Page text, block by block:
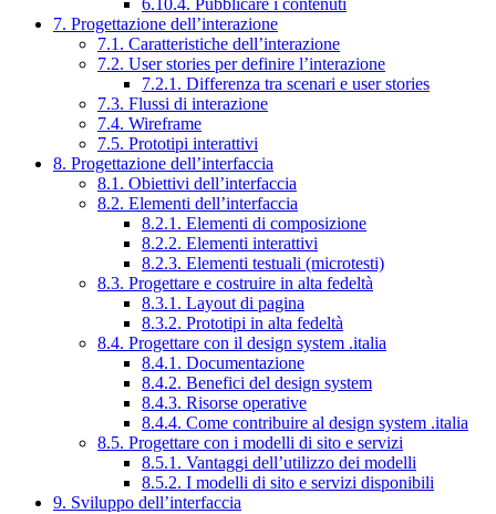
6.10.4. Pubblicare i contenuti
7. Progettazione dell’interazione
7.1. Caratteristiche dell’interazione
7.2. User stories per definire l’interazione
7.2.1. Differenza tra scenari e user stories
7.3. Flussi di interazione
7.4. Wireframe
7.5. Prototipi interattivi
8. Progettazione dell’interfaccia
8.1. Obiettivi dell’interfaccia
8.2. Elementi dell’interfaccia
8.2.1. Elementi di composizione
8.2.2. Elementi interattivi
8.2.3. Elementi testuali (microtesti)
8.3. Progettare e costruire in alta fedeltà
8.3.1. Layout di pagina
8.3.2. Prototipi in alta fedeltà
8.4. Progettare con il design system .italia
8.4.1. Documentazione
8.4.2. Benefici del design system
8.4.3. Risorse operative
8.4.4. Come contribuire al design system .italia
8.5. Progettare con i modelli di sito e servizi
8.5.1. Vantaggi dell’utilizzo dei modelli
8.5.2. I modelli di sito e servizi disponibili
9. Sviluppo dell’interfaccia